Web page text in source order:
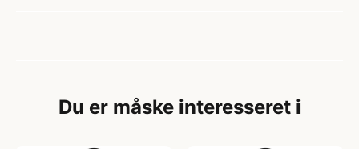
Du er måske interesseret i